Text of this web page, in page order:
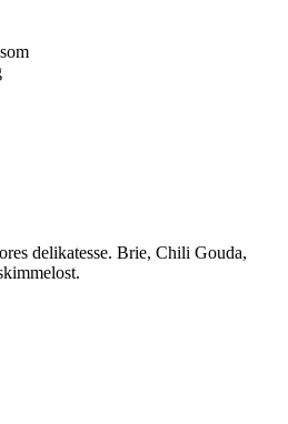
delikatesse. Brie, Chili Gouda,